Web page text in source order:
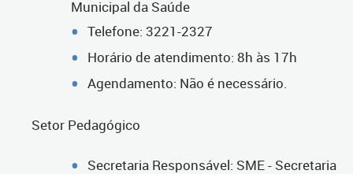
Municipal da Saúde
Telefone: 3221-2327
Horário de atendimento: 8h às 17h
Agendamento: Não é necessário.
Setor Pedagógico
Secretaria Responsável: SME - Secretaria